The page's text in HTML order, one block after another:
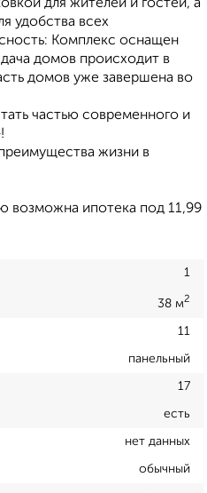
для жителей и гостей, а
удобства всех
Комплекс оснащен
домов происходит в
домов уже завершена во
частью современного и
жизни в
возможна ипотека под 11,99
1
38 м2
11
панельный
17
есть
нет данных
обычный